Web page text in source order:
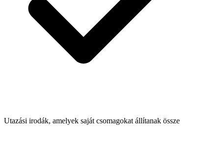
Utazási irodák, amelyek saját csomagokat állítanak össze